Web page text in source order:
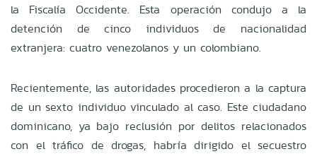
la Fiscalía Occidente. Esta operación condujo a la
detención de cinco individuos de nacionalidad
extranjera: cuatro venezolanos y un colombiano.
Recientemente, las autoridades procedieron a la captura
de un sexto individuo vinculado al caso. Este ciudadano
dominicano, ya bajo reclusión por delitos relacionados
con el tráfico de drogas, habría dirigido el secuestro